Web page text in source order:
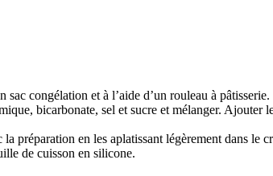
congélation et à l’aide d’un rouleau à pâtisserie.
bicarbonate, sel et sucre et mélanger.
préparation en les aplatissant légèrement dans le
de cuisson en silicone.